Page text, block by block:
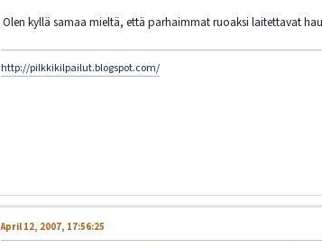
Olen kyllä samaa mieltä, että parhaimmat ruoaksi laitettavat
http://pilkkikilpailut.blogspot.com/
April 12, 2007, 17:56:25